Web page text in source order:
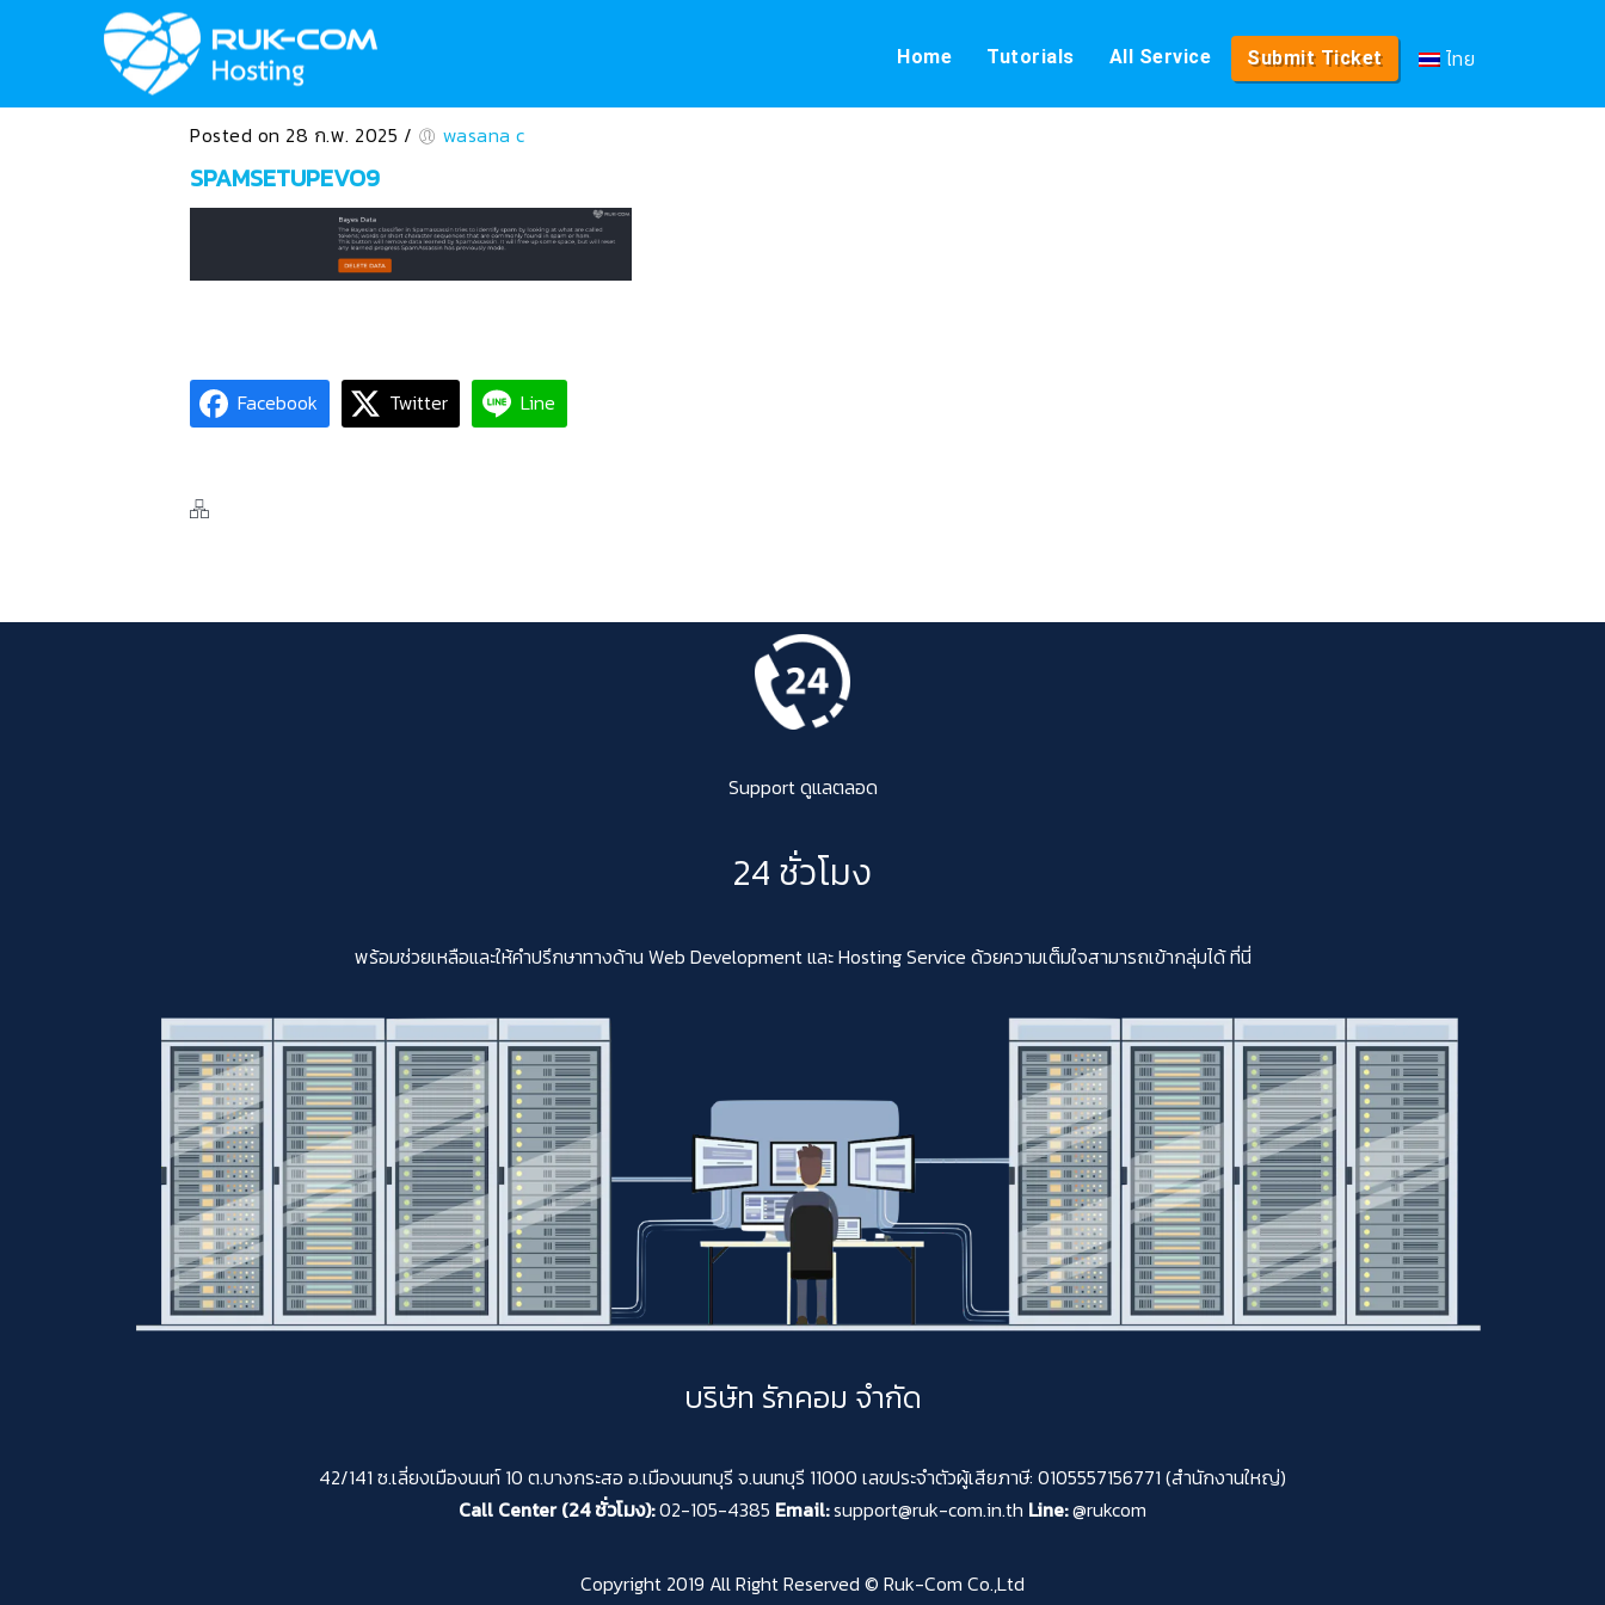
Home Tutorials All Service Submit Ticket ไทย
Posted on 28 ก.พ. 2025 / wasana c
SPAMSETUPEVO9
Facebook Twitter Line
Support ดูแลตลอด
24 ชั่วโมง
พร้อมช่วยเหลือและให้คำปรึกษาทางด้าน Web Development และ Hosting Service ด้วยความเต็มใจสามารถเข้ากลุ่มได้ ที่นี่
บริษัท รักคอม จำกัด
42/141 ซ.เลี่ยงเมืองนนท์ 10 ต.บางกระสอ อ.เมืองนนทบุรี จ.นนทบุรี 11000 เลขประจำตัวผู้เสียภาษี: 0105557156771 (สำนักงานใหญ่)
Call Center (24 ชั่วโมง):02-105-4385 Email:support@ruk-com.in.th Line:@rukcom
Copyright 2019 All Right Reserved © Ruk-Com Co.,Ltd